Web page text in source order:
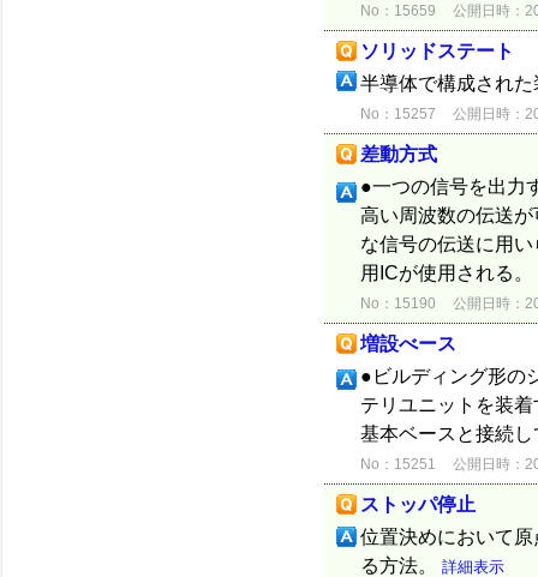
No：15659 公開日時：
ソリッドステート
半導体で構成され
No：15257 公開日時：
差動方式
●一つの信号を出力
高い周波数の伝送
な信号の伝送に用
用ICが使用される。
No：15190 公開日時：
増設べース
●ビルディング形の
テリユニットを装
基本ベースと接続
No：15251 公開日時：
ストッパ停止
位置決めにおいて
る方法。 詳細表示